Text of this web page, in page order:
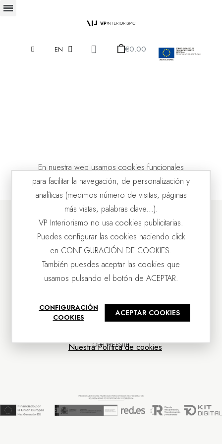
EN €0.00
OUR COMPANY
CUSTOMER SERVICE
OUR WEBSITE
En nuestra web usamos cookies funcionales
para facilitar la navegación, de personalización y
analíticas (medimos número de visitas, páginas
más vistas, palabras clave...).
VP Interiorismo no usa cookies publicitarias.
Puedes configurar las cookies haciendo click
en CONFIGURACIÓN DE COOKIES.
También puesdes aceptar las cookies que
usamos pulsando el botón de ACEPTAR.
CONFIGURACIÓN
COOKIES
ACEPTAR COOKIES
Nuestra Política de cookies